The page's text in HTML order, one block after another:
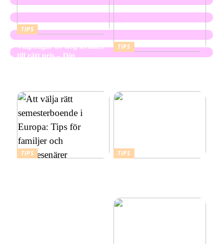
TIPS
Valphagar av hög kvalitet
till rätt pris – Din
TIPS
TIPS TIPS